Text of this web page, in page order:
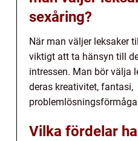
sexåring?
När man väljer leksaker
viktigt att ta hänsyn till
intressen. Man bör välja
deras kreativitet, fantasi,
Vilka fördelar